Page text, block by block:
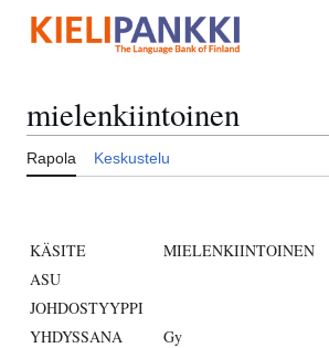
sisältöön
mielenkiintoinen
Rapola Keskustelu
KÄSITE
MIELENKIINTOINEN
ASU
JOHDOSTYYPPI
YHDYSSANA
Gy